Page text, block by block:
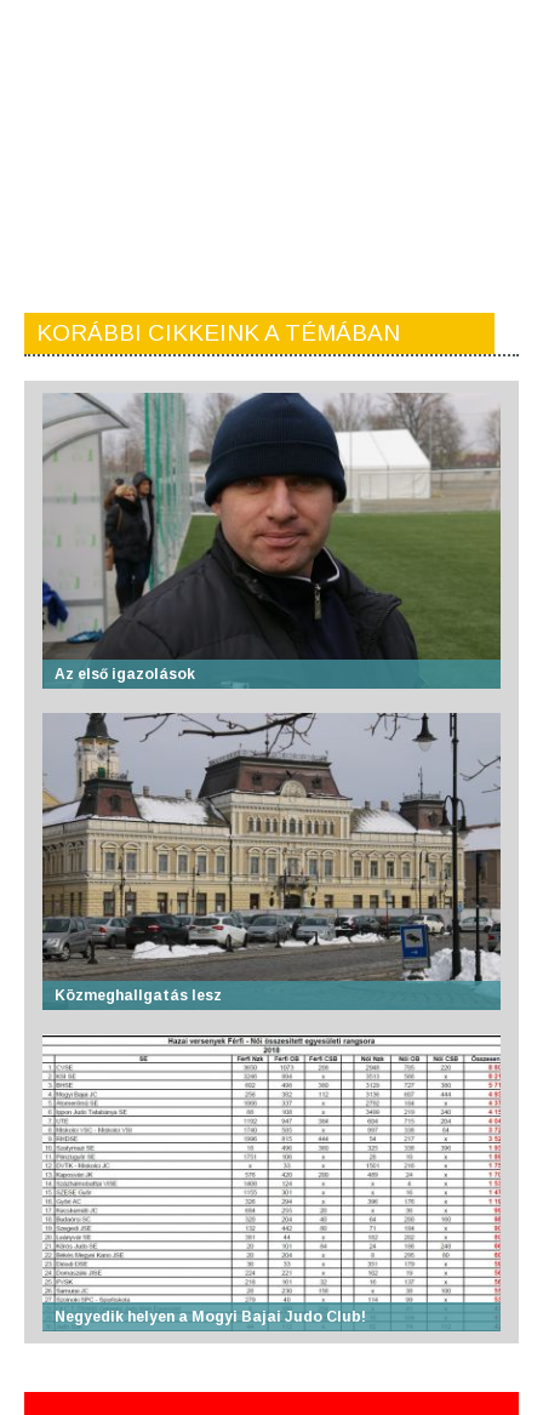
KORÁBBI CIKKEINK A TÉMÁBAN
Az első igazolások
Közmeghallgatás lesz
Negyedik helyen a Mogyi Bajai Judo Club!